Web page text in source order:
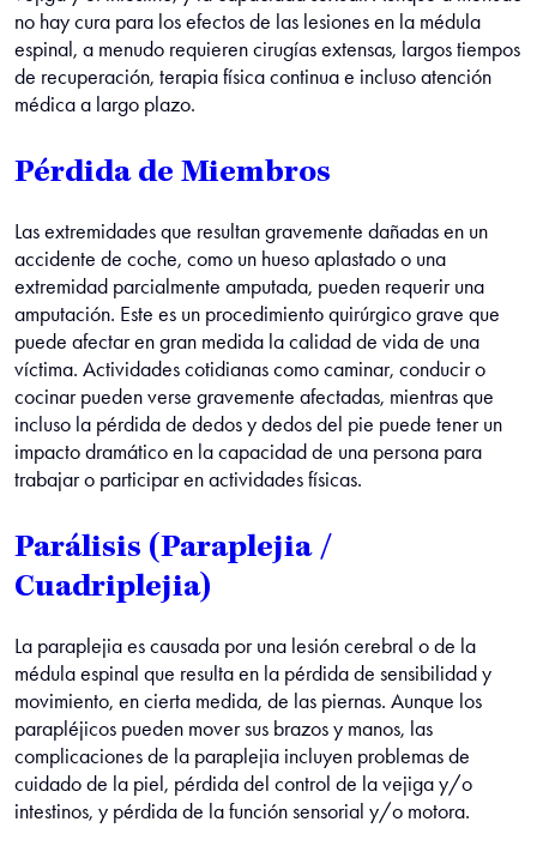
no hay cura para los efectos de las lesiones en la médula
espinal, a menudo requieren cirugías extensas, largos tiempos
de recuperación, terapia física continua e incluso atención
médica a largo plazo.
Pérdida de Miembros
Las extremidades que resultan gravemente dañadas en un
accidente de coche, como un hueso aplastado o una
extremidad parcialmente amputada, pueden requerir una
amputación. Este es un procedimiento quirúrgico grave que
puede afectar en gran medida la calidad de vida de una
víctima. Actividades cotidianas como caminar, conducir o
cocinar pueden verse gravemente afectadas, mientras que
incluso la pérdida de dedos y dedos del pie puede tener un
impacto dramático en la capacidad de una persona para
trabajar o participar en actividades físicas.
Parálisis (Paraplejia /
Cuadriplejia)
La paraplejia es causada por una lesión cerebral o de la
médula espinal que resulta en la pérdida de sensibilidad y
movimiento, en cierta medida, de las piernas. Aunque los
parapléjicos pueden mover sus brazos y manos, las
complicaciones de la paraplejia incluyen problemas de
cuidado de la piel, pérdida del control de la vejiga y/o
intestinos, y pérdida de la función sensorial y/o motora.